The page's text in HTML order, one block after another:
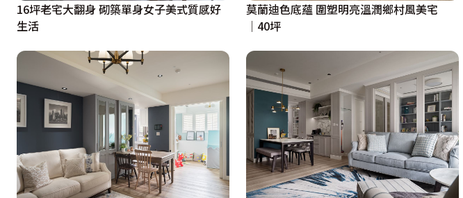
16坪老宅大翻身 砌築單身女子美式質感好
生活
莫蘭迪色底蘊 圍塑明亮溫潤鄉村風美宅
│40坪